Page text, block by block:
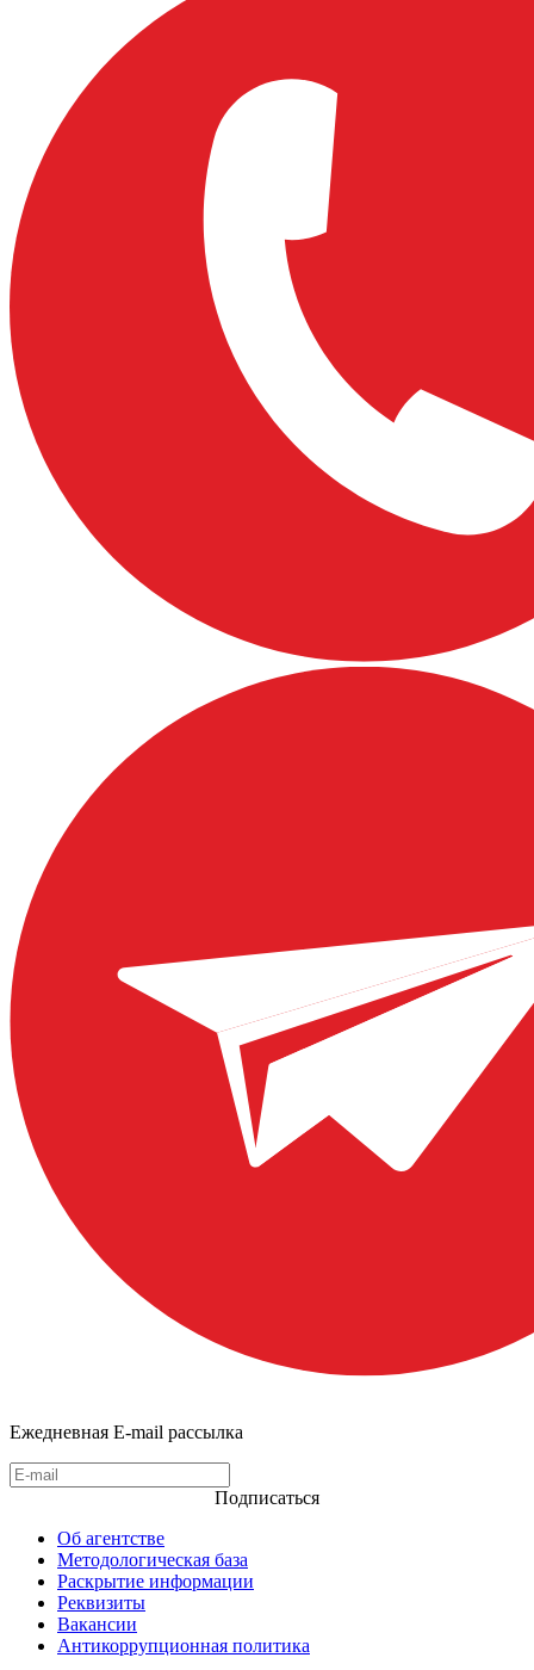
Ежедневная E-mail рассылка
Подписаться
Об агентстве
Методологическая база
Раскрытие информации
Реквизиты
Вакансии
Антикоррупционная политика